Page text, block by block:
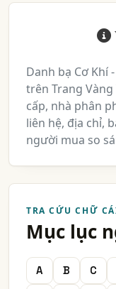
NGÀNH XEM THÊM
Vòng Bi, Bạc Đạn
Kệ Chứa Hàng, Kệ
Thép,..)
Đúc Chi Tiết - Đồng,
Yêu Cầu)
Nghiệp,.
Dây Chuyền Sản
Bàn Thao Tác, Bàn
TAG NGÀNH NGHỀ
Danh bạ Cơ Khí
trên Trang
cấp, nhà phân
liên hệ, địa chỉ,
người mua so
TRA CỨU CHỮ
Mục lục
A B C